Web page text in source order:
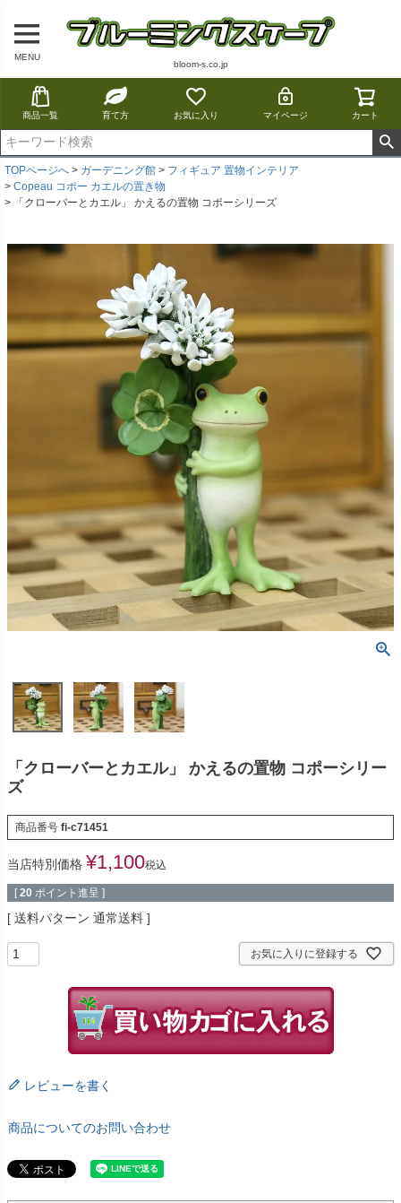
MENU
bloom-s.co.jp
商品一覧 育て方 お気に入り マイページ カート
TOPページへ ガーデニング館
フィギュア 置物インテリア
Copeau コポー カエルの置き物
「クローバーとカエル」 かえるの置物 コポーシリーズ
「クローバーとカエル」 かえるの置物 コポーシリー
ズ
商品番号 fi-c71451
当店特別価格 ¥1,100税込
[ 20 ポイント進呈 ]
送料パターン 通常送料
お気に入りに登録する
レビューを書く
商品についてのお問い合わせ